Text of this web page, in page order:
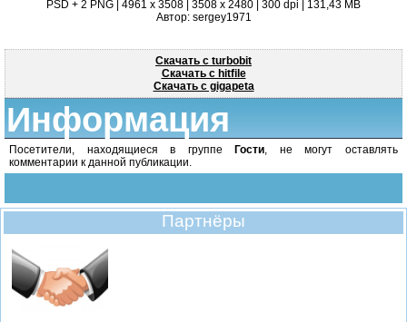
PSD + 2 PNG | 4961 x 3508 | 3508 x 2480 | 300 dpi | 131,43 MB
Автор: sergey1971
Скачать с turbobit
Скачать с hitfile
Скачать с gigapeta
Информация
Посетители, находящиеся в группеГости , не могут оставлять
комментарии к данной публикации.
Партнёры